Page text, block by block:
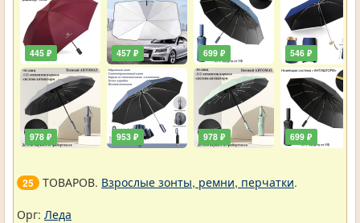
445 ₽
978 ₽
457 ₽
953 ₽
699 ₽
978 ₽
546 ₽
699 ₽
25 ТОВАРОВ. Взрослые зонты, ремни, перчатки.
Орг: Леда